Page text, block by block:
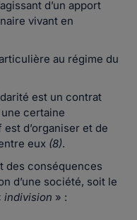
d’un apport
vivant en
au régime du
est un contrat
certaine
d’organiser et de
eux (8).
des conséquences
d’une société, soit le
indivision » :